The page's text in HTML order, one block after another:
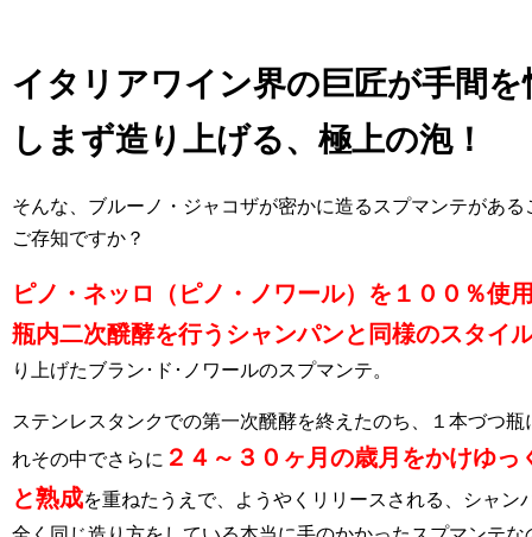
イタリアワイン界の巨匠が手間を
しまず造り上げる、極上の泡！
そんな、ブルーノ・ジャコザが密かに造るスプマンテがある
ご存知ですか？
ピノ・ネッロ（ピノ・ノワール）を１００％使
瓶内二次醗酵を行うシャンパンと同様のスタイ
り上げたブラン･ド･ノワールのスプマンテ。
ステンレスタンクでの第一次醗酵を終えたのち、１本づつ瓶
れその中でさらに ２４～３０ヶ月の歳月をかけゆっ
と熟成を重ねたうえで、ようやくリリースされる、シャン